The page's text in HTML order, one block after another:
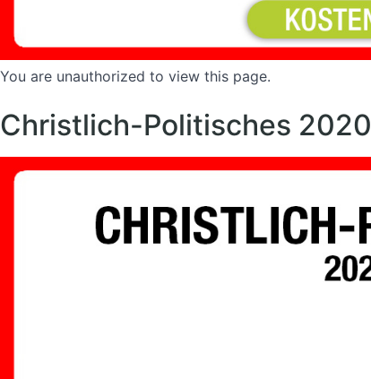
You are unauthorized to view this page.
Christlich-Politisches 2020